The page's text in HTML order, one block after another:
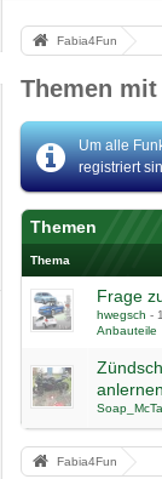
Fabia4Fun
Themen mit
Um alle
registriert
Themen
Thema
Frage
hwegsch -
Anbauteile
Fabia4Fun